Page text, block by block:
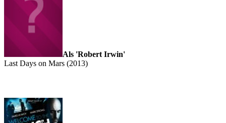
Als 'Robert Irwin'
Last Days on Mars (2013)